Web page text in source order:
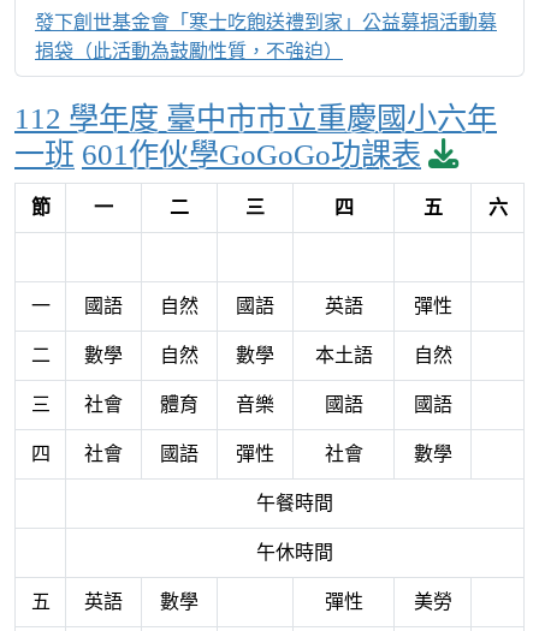
發下創世基金會「寒士吃飽送禮到家」公益募捐活動募
捐袋（此活動為鼓勵性質，不強迫）
112 學年度 臺中市市立重慶國小六年
一班 601作伙學GoGoGo功課表
節 一 二 三 四 五 六
一 國語 自然 國語 英語 彈性
二 數學 自然 數學 本土語 自然
三 社會 體育 音樂 國語 國語
四 社會 國語 彈性 社會 數學
午餐時間
午休時間
五 英語 數學 彈性 美勞